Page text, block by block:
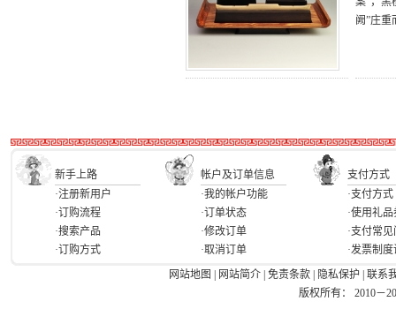
阙”庄
新手上路 帐户及订单信息
支付方式
·注册新用户
·订购流程
·搜索产品
·订购方式
·我的帐户功能
·订单状态
·修改订单
·取消订单
·支付方式
·使用礼品
·支付常
·发票制
网站地图
网站简介 免责条款 隐私保护
联系
版权所有： 2010－